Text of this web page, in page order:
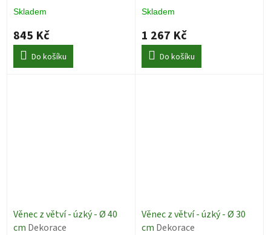
Skladem
845 Kč
Do košíku
Skladem
1 267 Kč
Do košíku
Věnec z větví - úzký - Ø 40
cm Dekorace
Věnec z větví - úzký - Ø 30
cm Dekorace